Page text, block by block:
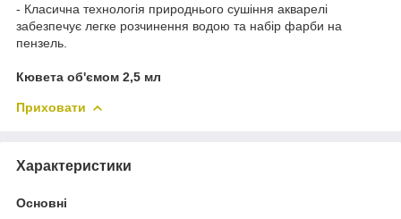
- Класична технологія природнього сушіння акварелі
забезпечує легке розчинення водою та набір фарби на
пензель.
Кювета об'ємом 2,5 мл
Приховати
Характеристики
Основні